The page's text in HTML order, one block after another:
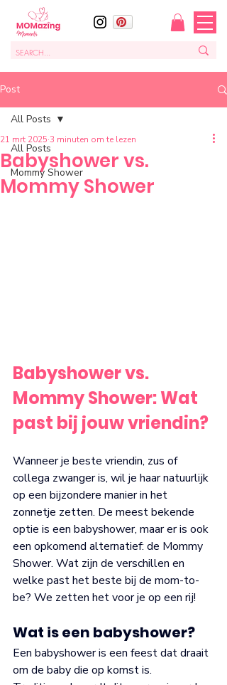
Post
All Posts
Mommy Shower
All Posts
Babyshower vs.
Mommy Shower
21 mrt 2025 3 minuten om te lezen
Babyshower vs.
Mommy Shower: Wat
past bij jouw vriendin?
Wanneer je beste vriendin, zus of
collega zwanger is, wil je haar natuurlijk
op een bijzondere manier in het
zonnetje zetten. De meest bekende
optie is een babyshower, maar er is ook
een opkomend alternatief: de Mommy
Shower. Wat zijn de verschillen en
welke past het beste bij de mom-to-
be? We zetten het voor je op een rij!
Wat is een babyshower?
Een babyshower is een feest dat draait
om de baby die op komst is.